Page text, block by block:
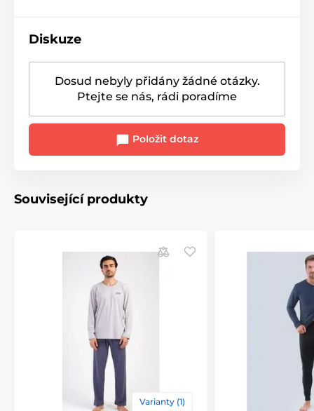
Diskuze
Dosud nebyly přidány žádné otázky.
Ptejte se nás, rádi poradíme
Položit dotaz
Související produkty
Varianty (1)